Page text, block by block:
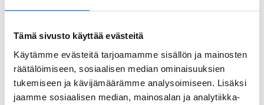
Tämä sivusto käyttää evästeitä
Käytämme evästeitä tarjoamamme sisällön ja mainosten
räätälöimiseen, sosiaalisen median ominaisuuksien
tukemiseen ja kävijämäärämme analysoimiseen. Lisäksi
jaamme sosiaalisen median, mainosalan ja analytiikka-
Sivut
Valmistuneille
Sivut
Juttuja Espanjasta